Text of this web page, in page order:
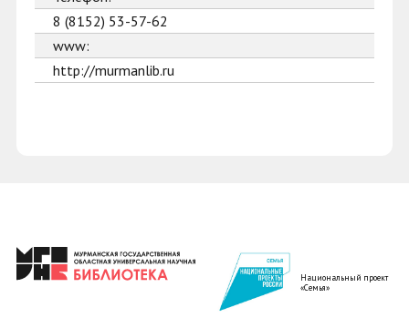
8 (8152) 53-57-62
www:
http://murmanlib.ru
Национальный проект
«Семья»